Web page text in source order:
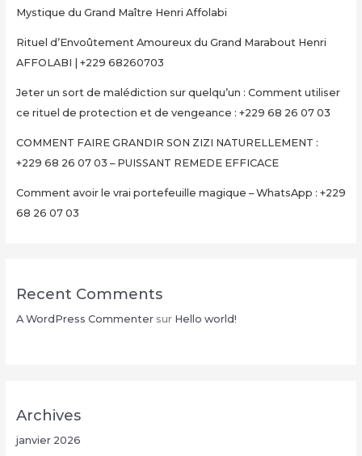
Rapide
Multiplier
Votre
Minutes
+229
26
07
Mystique du Grand Maître Henri Affolabi
Rituel d’Envoûtement Amoureux du Grand Marabout Henri
AFFOLABI | +229 68260703
Jeter un sort de malédiction sur quelqu’un : Comment utiliser
ce rituel de protection et de vengeance : +229 68 26 07 03
COMMENT FAIRE GRANDIR SON ZIZI NATURELLEMENT :
+229 68 26 07 03 – PUISSANT REMEDE EFFICACE
Comment avoir le vrai portefeuille magique – WhatsApp : +229
68 26 07 03
Recent Comments
A WordPress Commentersur Hello world!
Archives
janvier 2026